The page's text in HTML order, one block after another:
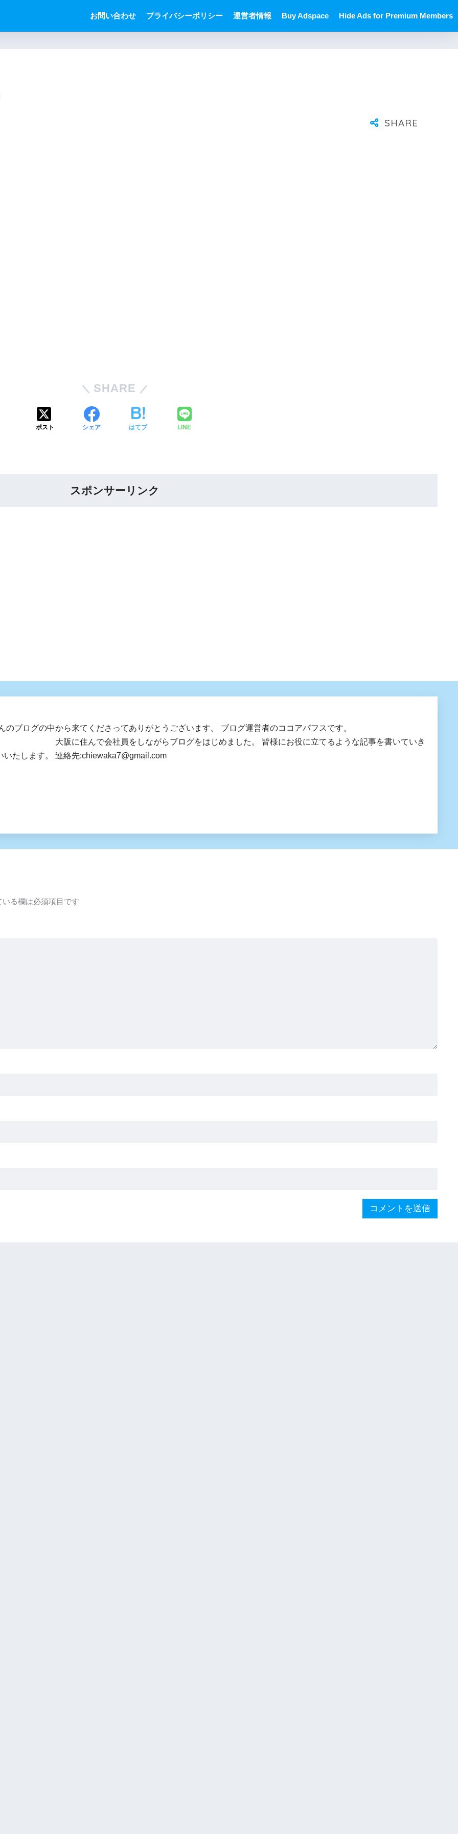
お問い合わせ プライバシーポリシー 運営者情報 Buy Adspace Hide Ads for Premium Members
SHARE
ポスト シェア はてブ LINE
スポンサーリンク
のブログの中から来てくださってありがとうございます。 ブログ運営者のココアパフスです。
員をしながらブログをはじめました。 皆様にお役に立てるような記事を書いていき
いたします。 連絡先:chiewaka7@gmail.com
る欄は必須項目です